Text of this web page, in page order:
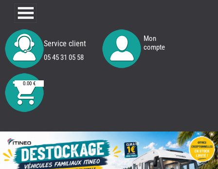
Service client
05 45 31 05 58
Mon
compte
0.00 €